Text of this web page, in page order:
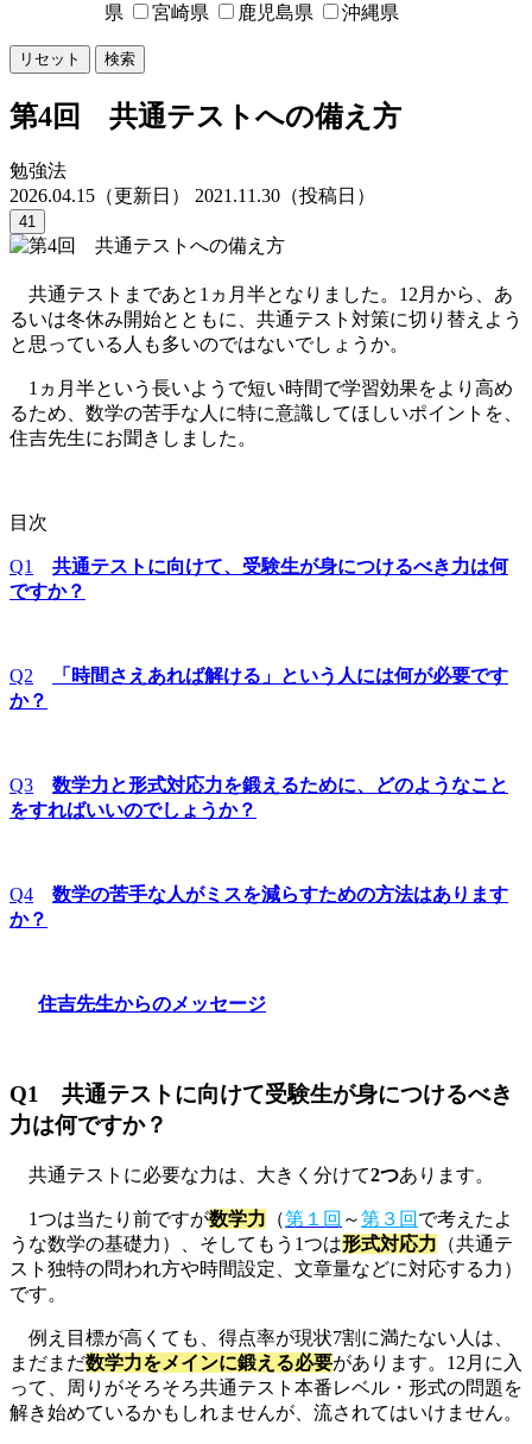
県
宮崎県 鹿児島県 沖縄県
リセット 検索
第4回 共通テストへの備え方
勉強法
2026.04.15（更新日）
2021.11.30（投稿日）
41
共通テストまであと1ヵ月半となりました。12月から、あ
るいは冬休み開始とともに、共通テスト対策に切り替えよう
と思っている人も多いのではないでしょうか。
1ヵ月半という長いようで短い時間で学習効果をより高め
るため、数学の苦手な人に特に意識してほしいポイントを、
住吉先生にお聞きしました。
目次
Q1
共通テストに向けて、受験生が身につけるべき力は何
ですか？
Q2
「時間さえあれば解ける」という人には何が必要です
か？
Q3
数学力と形式対応力を鍛えるために、どのようなこと
をすればいいのでしょうか？
Q4
数学の苦手な人がミスを減らすための方法はあります
か？
住吉先生からのメッセージ
Q1 共通テストに向けて受験生が身につけるべき
力は何ですか？
共通テストに必要な力は、大きく分けて2つあります。
1つは当たり前ですが数学力 （第１回 ～第３回 で考えたよ
うな数学の基礎力）、そしてもう1つは形式対応力 （共通テ
スト独特の問われ方や時間設定、文章量などに対応する力）
です。
例え目標が高くても、得点率が現状7割に満たない人は、
まだまだ数学力をメインに鍛える必要があります。12月に入
って、周りがそろそろ共通テスト本番レベル・形式の問題を
解き始めているかもしれませんが、流されてはいけません。